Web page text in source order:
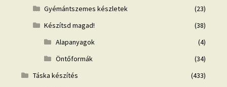
Gyémántszemes készletek
(23)
Készítsd magad!
(38)
Alapanyagok
(4)
Öntőformák
(34)
Táska készítés
(433)